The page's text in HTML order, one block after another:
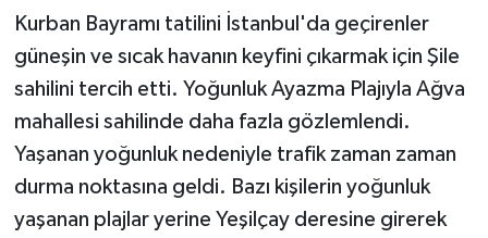
Kurban Bayramı tatilini İstanbul'da geçirenler
güneşin ve sıcak havanın keyfini çıkarmak için Şile
sahilini tercih etti. Yoğunluk Ayazma Plajıyla Ağva
mahallesi sahilinde daha fazla gözlemlendi.
Yaşanan yoğunluk nedeniyle trafik zaman zaman
durma noktasına geldi. Bazı kişilerin yoğunluk
yaşanan plajlar yerine Yeşilçay deresine girerek